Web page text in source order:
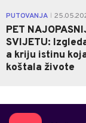
PUTOVANJA
PET
SVIJETU:
a kriju istinu
koštala živote